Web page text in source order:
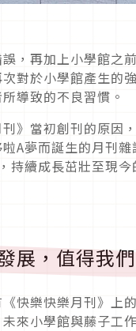
，再加上小學館之
對於小學館產生的
導致的不良習慣。
》當初創刊的原因
A夢而誕生的月刊
持續成長茁壯至現
展，值得我
快樂快樂月刊》上
來小學館與藤子工